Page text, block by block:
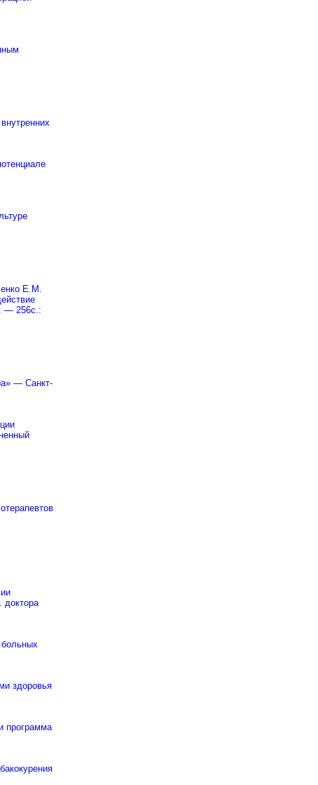
Е.М.
— 256с.:
— Санкт-
доктора
больных
здоровья
программа